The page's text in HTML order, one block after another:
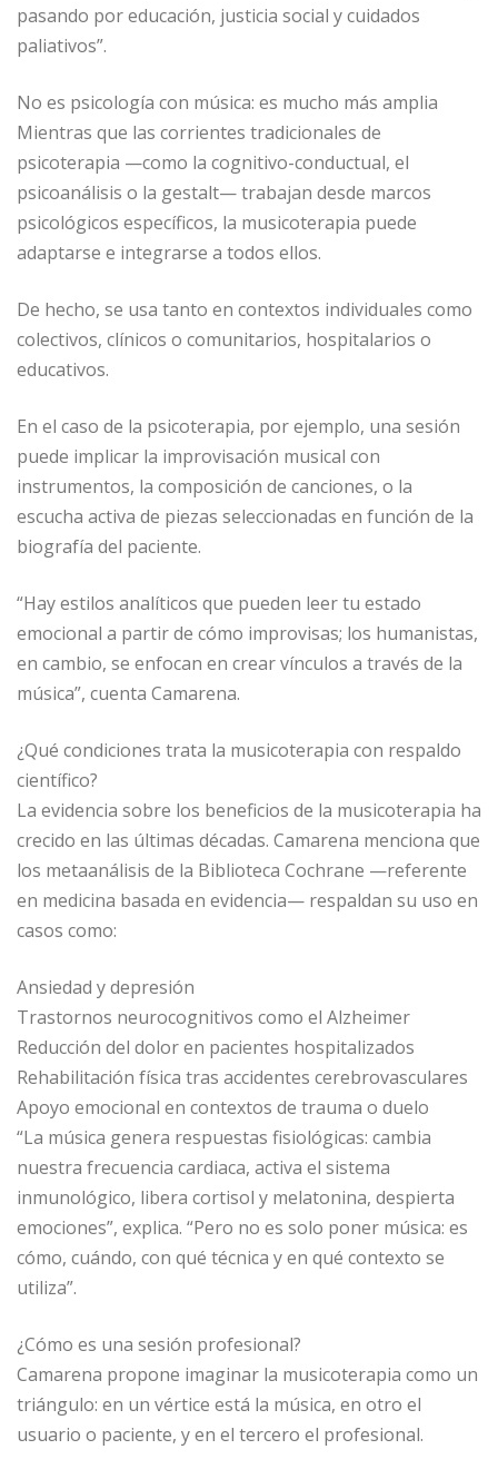
pasando por educación, justicia social y cuidados
paliativos”.
No es psicología con música: es mucho más amplia
Mientras que las corrientes tradicionales de
psicoterapia —como la cognitivo-conductual, el
psicoanálisis o la gestalt— trabajan desde marcos
psicológicos específicos, la musicoterapia puede
adaptarse e integrarse a todos ellos.
De hecho, se usa tanto en contextos individuales como
colectivos, clínicos o comunitarios, hospitalarios o
educativos.
En el caso de la psicoterapia, por ejemplo, una sesión
puede implicar la improvisación musical con
instrumentos, la composición de canciones, o la
escucha activa de piezas seleccionadas en función de la
biografía del paciente.
“Hay estilos analíticos que pueden leer tu estado
emocional a partir de cómo improvisas; los humanistas,
en cambio, se enfocan en crear vínculos a través de la
música”, cuenta Camarena.
¿Qué condiciones trata la musicoterapia con respaldo
científico?
La evidencia sobre los beneficios de la musicoterapia ha
crecido en las últimas décadas. Camarena menciona que
los metaanálisis de la Biblioteca Cochrane —referente
en medicina basada en evidencia— respaldan su uso en
casos como:
Ansiedad y depresión
Trastornos neurocognitivos como el Alzheimer
Reducción del dolor en pacientes hospitalizados
Rehabilitación física tras accidentes cerebrovasculares
Apoyo emocional en contextos de trauma o duelo
“La música genera respuestas fisiológicas: cambia
nuestra frecuencia cardiaca, activa el sistema
inmunológico, libera cortisol y melatonina, despierta
emociones”, explica. “Pero no es solo poner música: es
cómo, cuándo, con qué técnica y en qué contexto se
utiliza”.
¿Cómo es una sesión profesional?
Camarena propone imaginar la musicoterapia como un
triángulo: en un vértice está la música, en otro el
usuario o paciente, y en el tercero el profesional.